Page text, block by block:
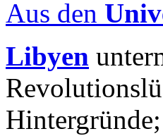
Aus den
Libyen